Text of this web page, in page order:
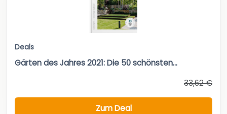
Deals
Gärten des Jahres 2021: Die 50 schönsten...
33,62 €
Zum Deal